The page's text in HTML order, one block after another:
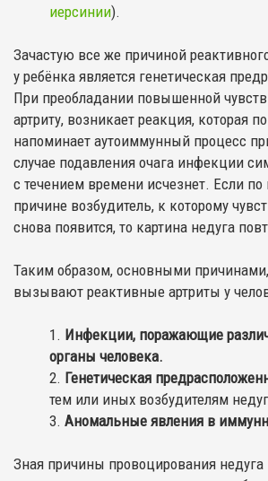
иерсинии).
Зачастую все же причиной
у ребёнка является генетическая
При преобладании повышенной
артриту, возникает реакция, которая
напоминает аутоиммунный процесс
случае подавления очага инфекции
с течением времени исчезнет. Если по
причине возбудитель, к которому
снова появится, то картина недуга
Таким образом, основными
вызывают реактивные артриты у
Инфекции, поражающие
органы человека.
Генетическая
тем или иных возбудителям
Аномальные явления в
Зная причины провоцирования недуга